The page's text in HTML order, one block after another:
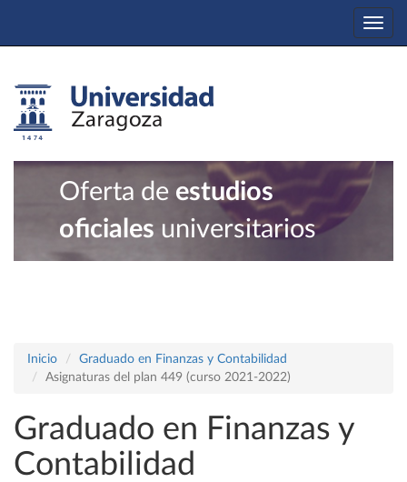
Oferta de estudios
oficiales universitarios
Inicio
Graduado en Finanzas y Contabilidad
Asignaturas del plan 449 (curso 2021-2022)
Graduado en Finanzas y
Contabilidad